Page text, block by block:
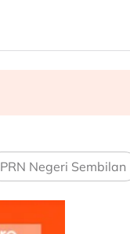
PRN Negeri Sembilan